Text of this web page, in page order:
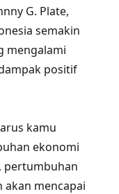
G. Plate,
semakin
mengalami
positif
kamu
ekonomi
pertumbuhan
mencapai